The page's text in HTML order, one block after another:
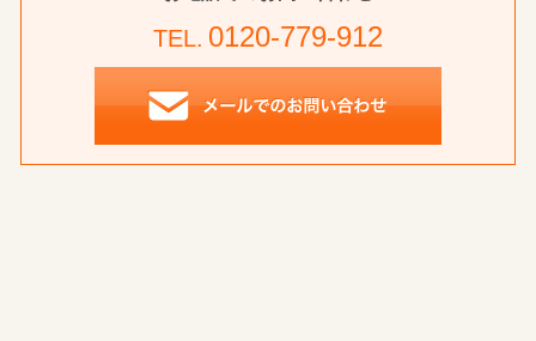
TEL. 0120-779-912